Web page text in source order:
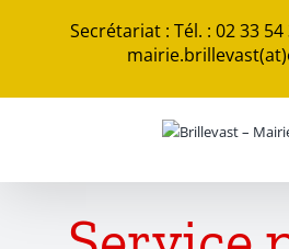
Secrétariat : Tél. : 02 33